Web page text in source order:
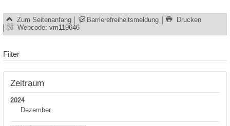
Zum Seitenanfang Barrierefreiheitsmeldung
Drucken
Webcode: vm119646
Filter
Zeitraum
2024
Dezember